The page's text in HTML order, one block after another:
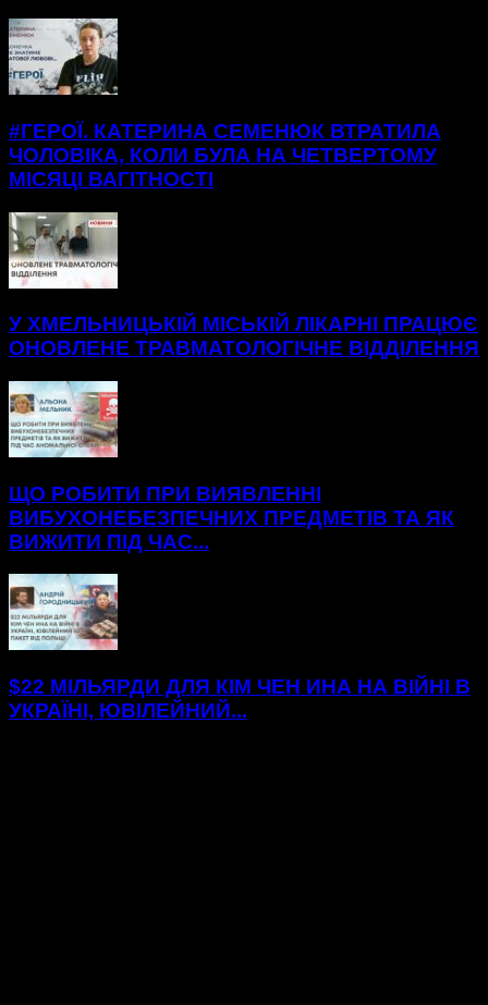
#ГЕРОЇ. КАТЕРИНА СЕМЕНЮК ВТРАТИЛА
ЧОЛОВІКА, КОЛИ БУЛА НА ЧЕТВЕРТОМУ
МІСЯЦІ ВАГІТНОСТІ
У ХМЕЛЬНИЦЬКІЙ МІСЬКІЙ ЛІКАРНІ ПРАЦЮЄ
ОНОВЛЕНЕ ТРАВМАТОЛОГІЧНЕ ВІДДІЛЕННЯ
ЩО РОБИТИ ПРИ ВИЯВЛЕННІ
ВИБУХОНЕБЕЗПЕЧНИХ ПРЕДМЕТІВ ТА ЯК
ВИЖИТИ ПІД ЧАС...
$22 МІЛЬЯРДИ ДЛЯ КІМ ЧЕН ИНА НА ВІЙНІ В
УКРАЇНІ, ЮВІЛЕЙНИЙ...